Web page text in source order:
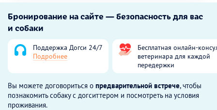
Бронирование на сайте — безопасность для вас
и собаки
Поддержка Догси 24/7
Подробнее
Бесплатная онлайн-
ветеринара для каждой
передержки
Вы можете договориться о предварительной встрече, чтобы
познакомить собаку с догситтером и посмотреть на условия
проживания.